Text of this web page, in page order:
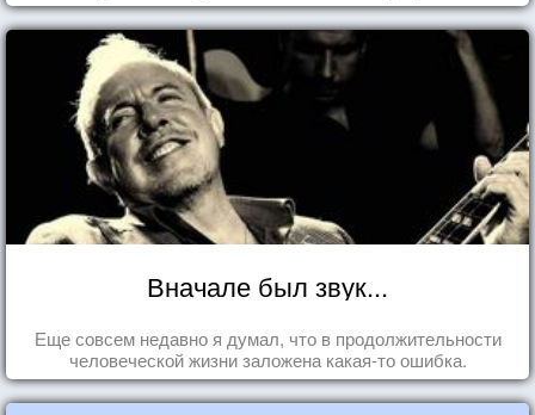
Вначале был звук...
Еще совсем недавно я думал, что в продолжительности
человеческой жизни заложена какая-то ошибка.